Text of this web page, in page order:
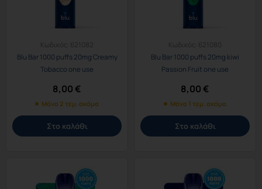
Κωδικός:
621082
Blu Bar 1000 puffs 20mg Creamy
Tobacco one use
8,00€
Μόνο 2 τεμ. ακόμα
Στο καλάθι
Κωδικός:
621080
Blu Bar 1000 puffs 20mg kiwi
Passion Fruit one use
8,00€
Μόνο 1 τεμ. ακόμα
Στο καλάθι